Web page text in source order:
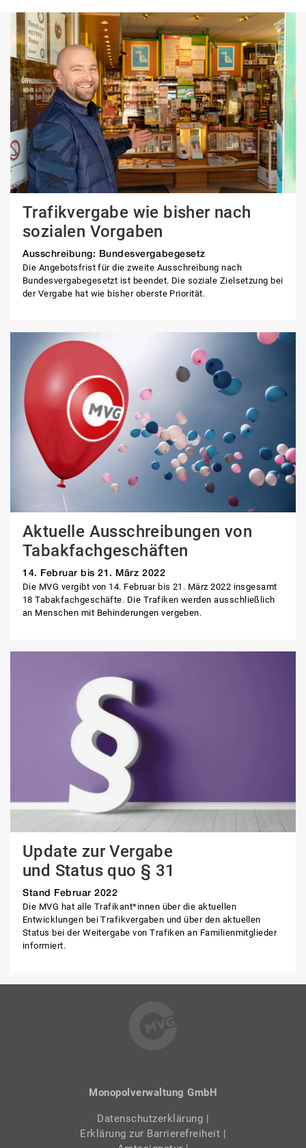
Ausschreibung: Bundesvergabegesetz
Trafikvergabe wie bisher nach
sozialen Vorgaben
Die Angebotsfrist für die zweite Ausschreibung nach
Bundesvergabegesetzt ist beendet. Die soziale Zielsetzung bei
der Vergabe hat wie bisher oberste Priorität.
14. Februar bis 21. März 2022
Aktuelle Ausschreibungen von
Tabakfachgeschäften
Die MVG vergibt von 14. Februar bis 21. März 2022 insgesamt
18 Tabakfachgeschäfte. Die Trafiken werden ausschließlich
an Menschen mit Behinderungen vergeben.
Stand Februar 2022
Update zur Vergabe
und Status quo § 31
Die MVG hat alle Trafikant*innen über die aktuellen
Entwicklungen bei Trafikvergaben und über den aktuellen
Status bei der Weitergabe von Trafiken an Familienmitglieder
informiert.
Monopolverwaltung GmbH
Datenschutzerklärung |
Erklärung zur Barrierefreiheit |